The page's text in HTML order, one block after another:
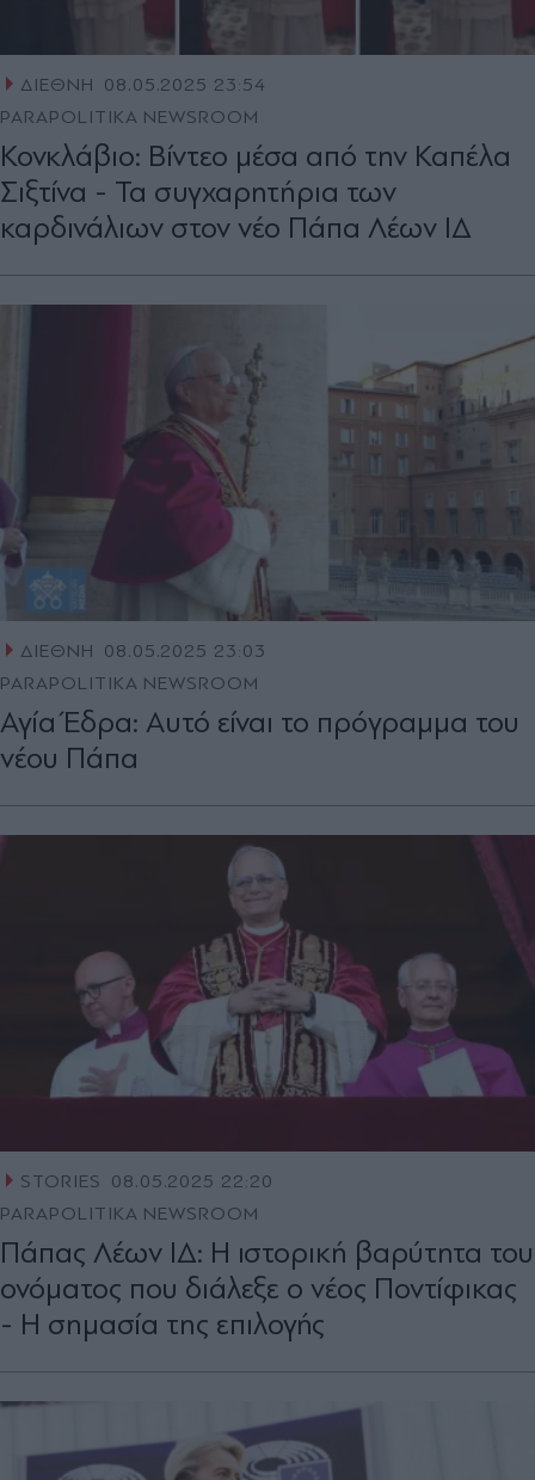
ΔΙΕΘΝΗ
08.05.2025 23:54
PARAPOLITIKA NEWSROOM
Κονκλάβιο: Βίντεο μέσα από την Καπέλα
Σιξτίνα - Τα συγχαρητήρια των
καρδινάλιων στον νέο Πάπα Λέων ΙΔ
ΔΙΕΘΝΗ
08.05.2025 23:03
PARAPOLITIKA NEWSROOM
Αγία Έδρα: Αυτό είναι το πρόγραμμα του
νέου Πάπα
STORIES
08.05.2025 22:20
PARAPOLITIKA NEWSROOM
Πάπας Λέων ΙΔ: Η ιστορική βαρύτητα του
ονόματος που διάλεξε ο νέος Ποντίφικας
- Η σημασία της επιλογής